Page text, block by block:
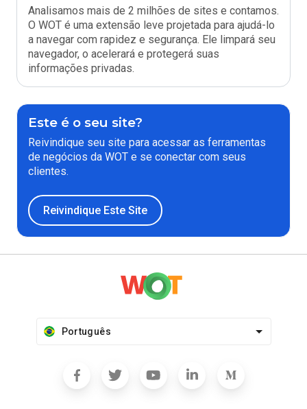
Analisamos mais de 2 milhões de sites e contamos.
O WOT é uma extensão leve projetada para ajudá-lo
a navegar com rapidez e segurança. Ele limpará seu
navegador, o acelerará e protegerá suas
informações privadas.
Este é o seu site?
Reivindique seu site para acessar as ferramentas
de negócios da WOT e se conectar com seus
clientes.
Reivindique Este Site
Português